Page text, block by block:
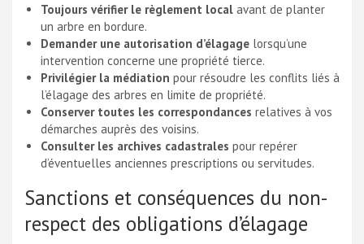
Toujours vérifier le règlement local avant de planter
un arbre en bordure.
Demander une autorisation d’élagage lorsqu’une
intervention concerne une propriété tierce.
Privilégier la médiation pour résoudre les conflits liés à
l’élagage des arbres en limite de propriété.
Conserver toutes les correspondances relatives à vos
démarches auprès des voisins.
Consulter les archives cadastrales pour repérer
d’éventuelles anciennes prescriptions ou servitudes.
Sanctions et conséquences du non-
respect des obligations d’élagage